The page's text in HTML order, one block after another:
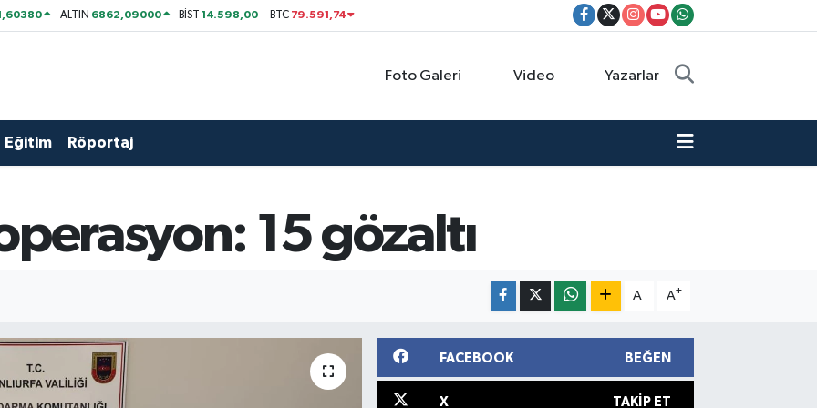
ALTIN 6862,09000 BİST14.598,00 BTC 79.591,74
Foto Galeri Video Yazarlar
Eğitim Röportaj
15 gözaltı
A- A+
FACEBOOK BEĞEN
X TAKIP ET